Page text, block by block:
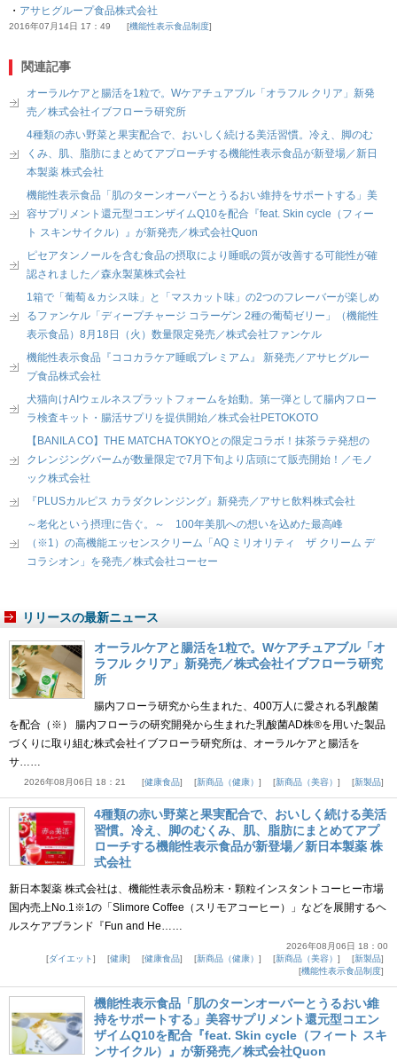
・ アサヒグループ食品株式会社
2016年07月14日 17：49 機能性表示食品制度
関連記事
オーラルケアと腸活を1粒で。Wケアチュアブル「オラフル クリア」新発
売／株式会社イブフローラ研究所
4種類の赤い野菜と果実配合で、おいしく続ける美活習慣。冷え、脚のむ
くみ、肌、脂肪にまとめてアプローチする機能性表示食品が新登場／新日
本製薬 株式会社
機能性表示食品「肌のターンオーバーとうるおい維持をサポートする」美
容サプリメント還元型コエンザイムQ10を配合『feat. Skin cycle（フィー
ト スキンサイクル）』が新発売／株式会社Quon
ピセアタンノールを含む食品の摂取により睡眠の質が改善する可能性が確
認されました／森永製菓株式会社
1箱で「葡萄＆カシス味」と「マスカット味」の2つのフレーバーが楽しめ
るファンケル「ディープチャージ コラーゲン 2種の葡萄ゼリー」（機能性
表示食品）8月18日（火）数量限定発売／株式会社ファンケル
機能性表示食品『ココカラケア睡眠プレミアム』 新発売／アサヒグルー
プ食品株式会社
犬猫向けAIウェルネスプラットフォームを始動。第一弾として腸内フロー
ラ検査キット・腸活サプリを提供開始／株式会社PETOKOTO
【BANILA CO】THE MATCHA TOKYOとの限定コラボ！抹茶ラテ発想の
クレンジングバームが数量限定で7月下旬より店頭にて販売開始！／モノ
ック株式会社
『PLUSカルピス カラダクレンジング』新発売／アサヒ飲料株式会社
～老化という摂理に告ぐ。～ 100年美肌への想いを込めた最高峰
（※1）の高機能エッセンスクリーム「AQ ミリオリティ ザ クリーム デ
コラシオン」を発売／株式会社コーセー
リリースの最新ニュース
オーラルケアと腸活を1粒で。Wケアチュアブル「オ
ラフル クリア」新発売／株式会社イブフローラ研究
所
腸内フローラ研究から生まれた、400万人に愛される乳酸菌
を配合（※） 腸内フローラの研究開発から生まれた乳酸菌AD株®を用いた製品
づくりに取り組む株式会社イブフローラ研究所は、オーラルケアと腸活を
サ……
2026年08月06日 18：21 健康食品 新商品（健康） 新商品（美容） 新製品
4種類の赤い野菜と果実配合で、おいしく続ける美活
習慣。冷え、脚のむくみ、肌、脂肪にまとめてアプ
ローチする機能性表示食品が新登場／新日本製薬 株
式会社
新日本製薬 株式会社は、機能性表示食品粉末・顆粒インスタントコーヒー市場
国内売上No.1※1の「Slimore Coffee（スリモアコーヒー）」などを展開するヘ
ルスケアブランド『Fun and He……
2026年08月06日 18：00
ダイエット
健康 健康食品 新商品（健康） 新商品（美容）
新製品
機能性表示食品制度
機能性表示食品「肌のターンオーバーとうるおい維
持をサポートする」美容サプリメント還元型コエン
ザイムQ10を配合『feat. Skin cycle（フィート スキ
ンサイクル）』が新発売／株式会社Quon